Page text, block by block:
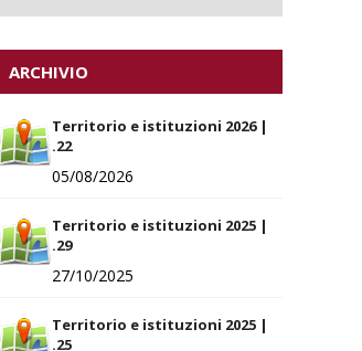
ARCHIVIO
Territorio e istituzioni 2026 |
.22
05/08/2026
Territorio e istituzioni 2025 |
.29
27/10/2025
Territorio e istituzioni 2025 |
.25